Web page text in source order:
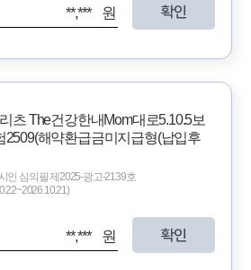
**,*** 원 확인
츠 The건강한내Mom대로5.10.5보
2509(해약환급금미지급형(납입후
인 심의필 제2025-광고-2139호
**,*** 원 확인